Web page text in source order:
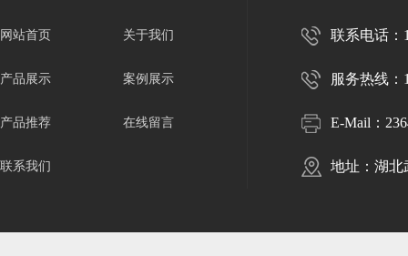
网站首页 关于我们
产品展示 案例展示
产品推荐 在线留言
联系我们
联系电话：
服务热线：
E-Mail：
地址：湖北